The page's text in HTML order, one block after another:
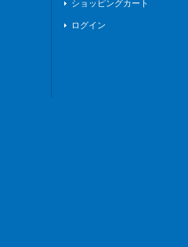
ショッピングカート
ログイン